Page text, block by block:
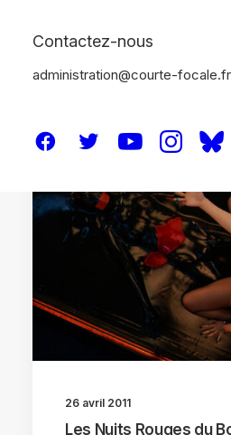
Contactez-nous
administration@courte-focale.fr
26 avril 2011
Les Nuits Rouges du